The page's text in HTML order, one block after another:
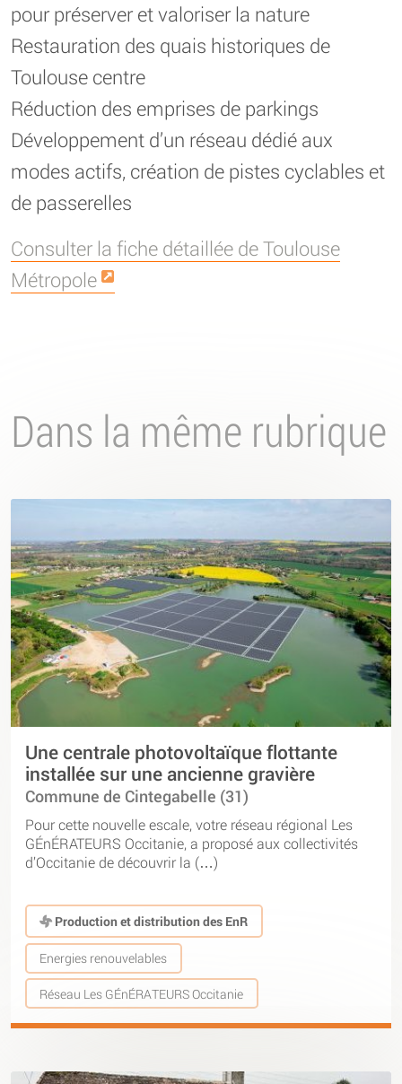
pour préserver et valoriser la nature
Restauration des quais historiques de
Toulouse centre
Réduction des emprises de parkings
Développement d’un réseau dédié aux
modes actifs, création de pistes cyclables et
de passerelles
Consulter la fiche détaillée de Toulouse
Métropole
Dans la même rubrique
Une centrale photovoltaïque flottante
installée sur une ancienne gravière
Commune de Cintegabelle (31)
Pour cette nouvelle escale, votre réseau régional Les
GÉnÉRATEURS Occitanie, a proposé aux collectivités
d’Occitanie de découvrir la (…)
Production et distribution des EnR
Energies renouvelables
Réseau Les GÉnÉRATEURS Occitanie